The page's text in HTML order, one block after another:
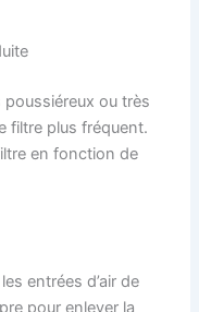
ou très
filtre plus fréquent.
en fonction de
entrées d’air de
pour enlever la